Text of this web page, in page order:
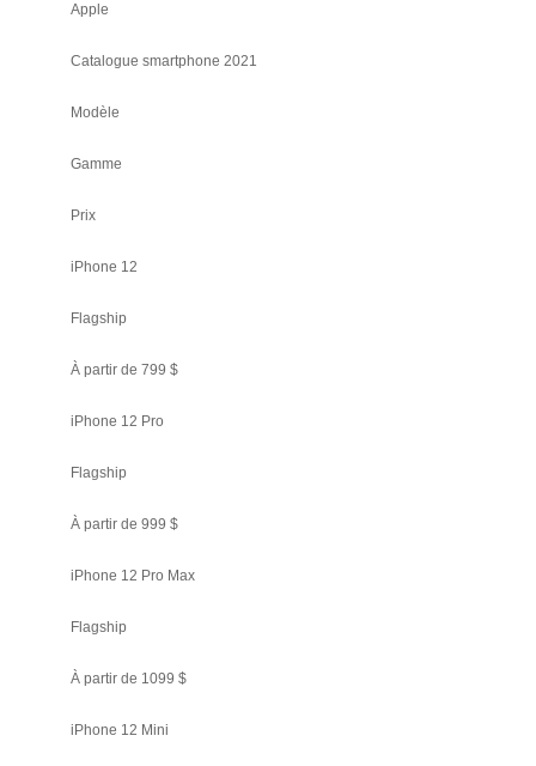
Apple
Catalogue smartphone 2021
Modèle
Gamme
Prix
iPhone 12
Flagship
À partir de 799 $
iPhone 12 Pro
Flagship
À partir de 999 $
iPhone 12 Pro Max
Flagship
À partir de 1099 $
iPhone 12 Mini